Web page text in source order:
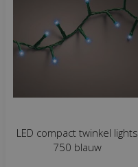
LED compact twinkel lights
750 blauw